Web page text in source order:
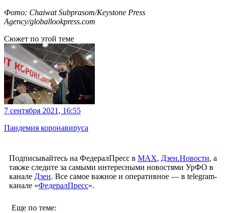
Фото: Chaiwat Subprasom/Keystone Press
Agency/globallookpress.com
Сюжет по этой теме
7 сентября 2021, 16:55
Пандемия коронавируса
Подписывайтесь на ФедералПресс в МАХ, Дзен.Новости, а
также следите за самыми интересными новостями УрФО в
канале Дзен. Все самое важное и оперативное — в telegram-
канале «ФедералПресс».
Еще по теме: